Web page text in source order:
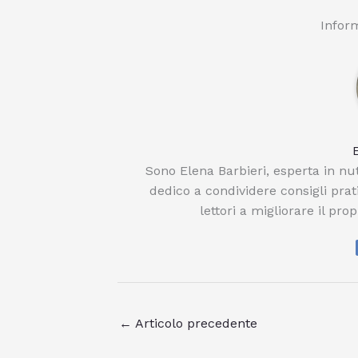
Sono Elena Barbieri, esperta in
dedico a condividere consigli
lettori a migliorare il
← Articolo precedente